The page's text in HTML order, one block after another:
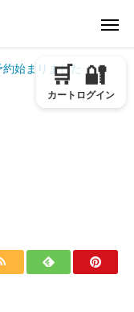
🛒
カート
🔐
ログイン
約始まりました